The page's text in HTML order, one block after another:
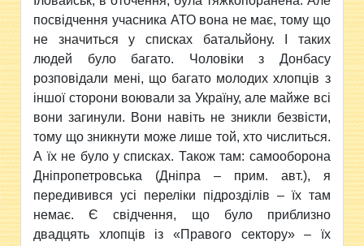
посвідчення учасника АТО вона не має, тому що
не значиться у списках батальйону. І таких
людей було багато. Чоловіки з Донбасу
розповідали мені, що багато молодих хлопців з
іншої сторони воювали за Україну, але майже всі
вони загинули. Вони навіть не зникли безвісти,
тому що зникнути може лише той, хто числиться.
А їх не було у списках. Також там: самооборона
Дніпропетровська (Дніпра – прим. авт.), я
передивився усі переліки підрозділів – їх там
немає. Є свідчення, що було приблизно
двадцять хлопців із «Правого сектору» – їх